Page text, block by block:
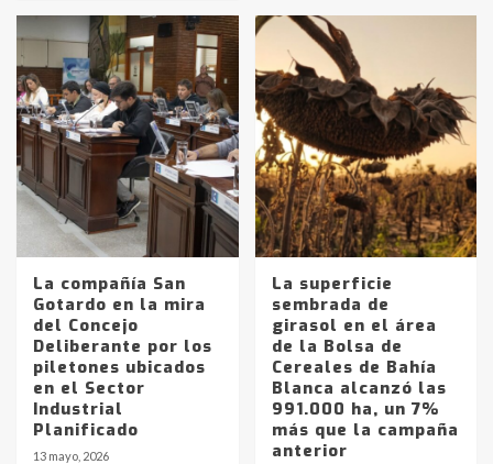
La compañía San
Gotardo en la mira
del Concejo
Deliberante por los
piletones ubicados
en el Sector
Industrial
Planificado
13 mayo, 2026
La superficie
sembrada de
girasol en el área
de la Bolsa de
Cereales de Bahía
Blanca alcanzó las
991.000 ha, un 7%
más que la campaña
anterior